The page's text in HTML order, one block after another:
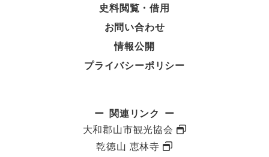
史料閲覧・借用
お問い合わせ
情報公開
プライバシーポリシー
関連リンク
大和郡山市観光協会
乾徳山 恵林寺